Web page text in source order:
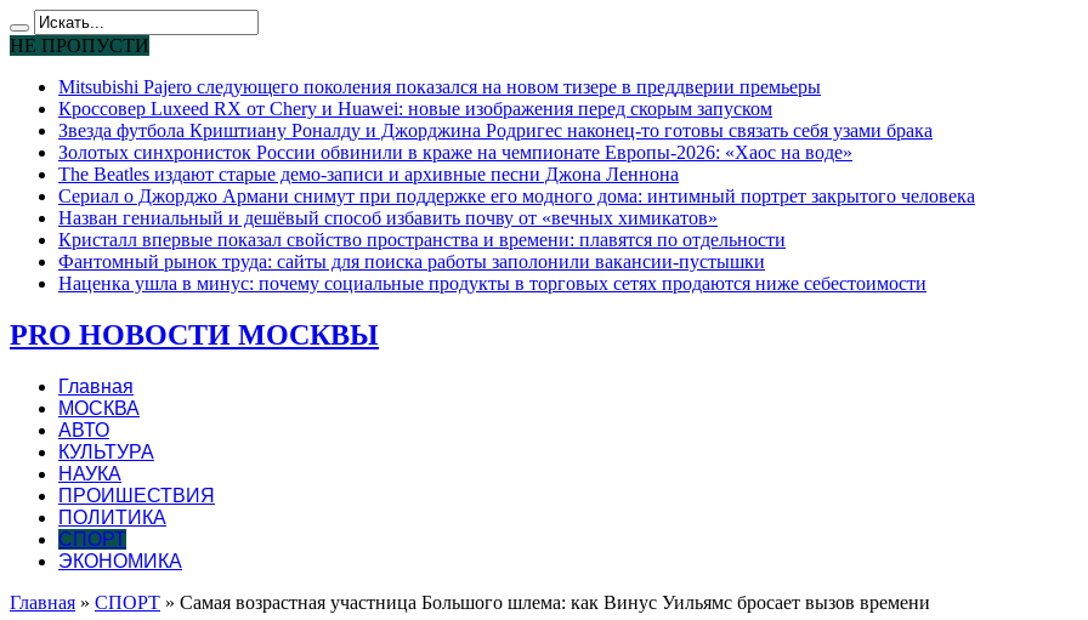
НЕ ПРОПУСТИ
Mitsubishi Pajero следующего поколения показался на новом тизере в преддверии премьеры
Кроссовер Luxeed RX от Chery и Huawei: новые изображения перед скорым запуском
Звезда футбола Криштиану Роналду и Джорджина Родригес наконец-то готовы связать себя узами брака
Золотых синхронисток России обвинили в краже на чемпионате Европы-2026: «Хаос на воде»
The Beatles издают старые демо-записи и архивные песни Джона Леннона
Сериал о Джорджо Армани снимут при поддержке его модного дома: интимный портрет закрытого человека
Назван гениальный и дешёвый способ избавить почву от «вечных химикатов»
Кристалл впервые показал свойство пространства и времени: плавятся по отдельности
Фантомный рынок труда: сайты для поиска работы заполонили вакансии-пустышки
Наценка ушла в минус: почему социальные продукты в торговых сетях продаются ниже себестоимости
PRO НОВОСТИ МОСКВЫ
Главная
МОСКВА
АВТО
КУЛЬТУРА
НАУКА
ПРОИШЕСТВИЯ
ПОЛИТИКА
СПОРТ
ЭКОНОМИКА
Главная » СПОРТ » Самая возрастная участница Большого шлема: как Винус Уильямс бросает вызов времени